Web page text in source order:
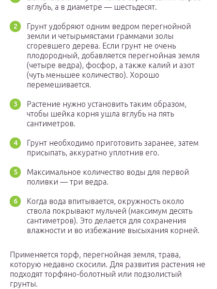
вглубь, а в диаметре — шестьдесят.
Грунт удобряют одним ведром перегнойной
земли и четырьмястами граммами золы
сгоревшего дерева. Если грунт не очень
плодородный, добавляется перегнойная земля
(четыре ведра), фосфор, а также калий и азот
(чуть меньшее количество). Хорошо
перемешивается.
Растение нужно установить таким образом,
чтобы шейка корня ушла вглубь на пять
сантиметров.
Грунт необходимо приготовить заранее, затем
присыпать, аккуратно уплотнив его.
Максимальное количество воды для первой
поливки — три ведра.
Когда вода впитывается, окружность около
ствола покрывают мульчей (максимум десять
сантиметров). Это делается для сохранения
влажности и во избежание высыхания корней.
Применяется торф, перегнойная земля, трава,
которую недавно скосили. Для развития растения не
подходят торфяно-болотный или подзолистый
грунты.